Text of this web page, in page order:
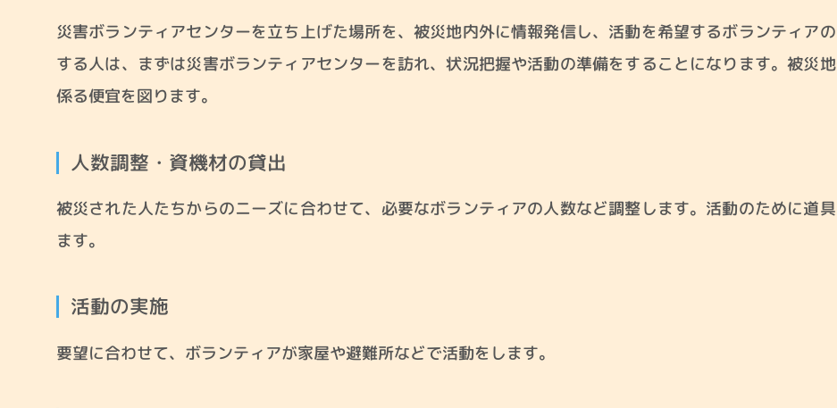
災害ボランティアセンターを立ち上げた場所を、被災地内外に情報発信し、活動を希望するボランティア
する人は、まずは災害ボランティアセンターを訪れ、状況把握や活動の準備をすることになります。被災
係る便宜を図ります。
人数調整・資機材の貸出
被災された人たちからのニーズに合わせて、必要なボランティアの人数など調整します。活動のために道
ます。
活動の実施
要望に合わせて、ボランティアが家屋や避難所などで活動をします。